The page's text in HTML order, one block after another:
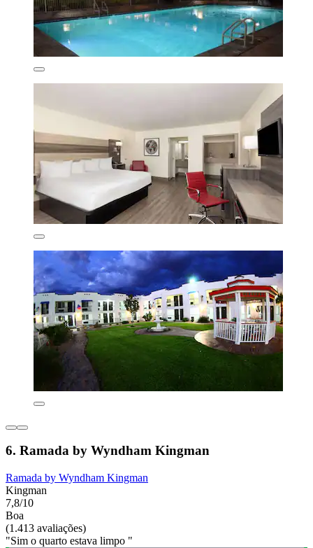
6. Ramada by Wyndham Kingman
Ramada by Wyndham Kingman
Kingman
7,8/10
Boa
(1.413 avaliações)
"Sim o quarto estava limpo "